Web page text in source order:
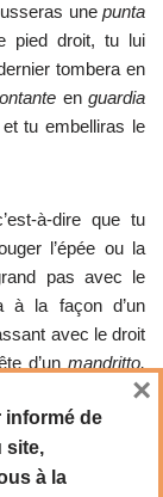
une punta
pied droit, tu lui
tombera en
enguardia
tu embelliras le
à-dire que tu
l’épée ou la
pas avec le
la façon d’un
avec le droit
d’un mandritto,
les jambes.
enguardia di
marchant avec
un roverso
informé de
site,
à la
×